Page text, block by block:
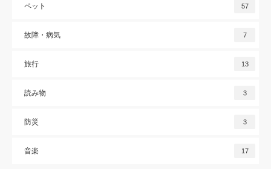
ペット 57
故障・病気 7
旅行 13
読み物 3
防災 3
音楽 17